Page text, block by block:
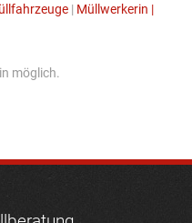
| Müllwerkerin |
möglich.